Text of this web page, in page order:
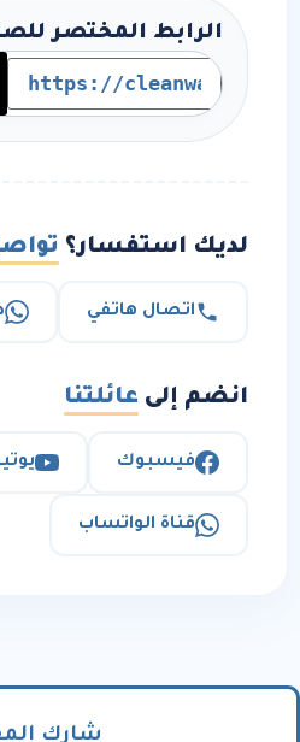
الرابط المختصر
لديك استفسار؟
اتصال هاتفي
انضم إلى عائلتنا
فيسبوك
قناة الواتساب
شارك